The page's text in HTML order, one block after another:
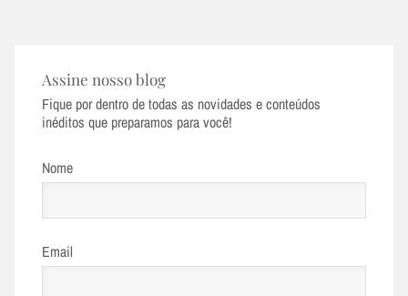
Assine nosso blog
Fique por dentro de todas as novidades e conteúdos
inéditos que preparamos para você!
Nome
Email